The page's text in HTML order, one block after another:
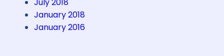
July 2018
January 2018
January 2016